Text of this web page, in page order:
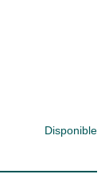
Disponible